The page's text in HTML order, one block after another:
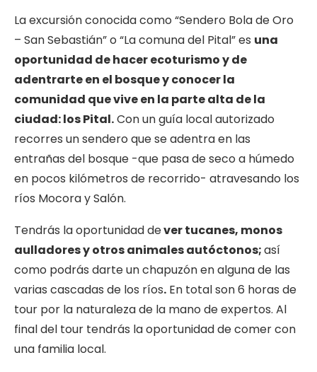
La excursión conocida como “Sendero Bola de Oro
– San Sebastián” o “La comuna del Pital” es una
oportunidad de hacer ecoturismo y de
adentrarte en el bosque y conocer la
comunidad que vive en la parte alta de la
ciudad: los Pital.Con un guía local autorizado
recorres un sendero que se adentra en las
entrañas del bosque -que pasa de seco a húmedo
en pocos kilómetros de recorrido- atravesando los
ríos Mocora y Salón.
Tendrás la oportunidad dever tucanes, monos
aulladores y otros animales autóctonos;así
como podrás darte un chapuzón en alguna de las
varias cascadas de los ríos. En total son 6 horas de
tour por la naturaleza de la mano de expertos. Al
final del tour tendrás la oportunidad de comer con
una familia local.